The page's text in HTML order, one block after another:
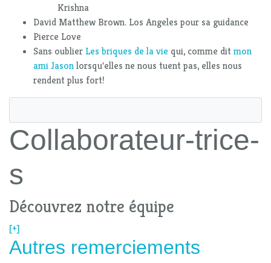
Krishna
David Matthew Brown. Los Angeles pour sa guidance
Pierce Love
Sans oublier Les briques de la vie qui, comme dit mon
ami Jasonlorsqu'elles ne nous tuent pas, elles nous
rendent plus fort!
Collaborateur-trice-
s
Découvrez notre équipe
[+]
Autres remerciements